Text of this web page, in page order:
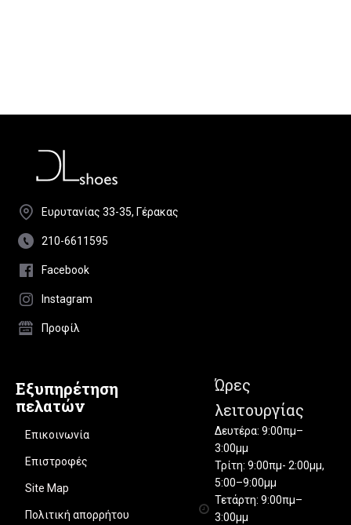
Ευρυτανίας 33-35, Γέρακας
210-6611595
Facebook
Instagram
Προφίλ
Εξυπηρέτηση
πελατών
Επικοινωνία
Επιστροφές
Site Map
Πολιτική απορρήτου
Ώρες
λειτουργίας
Δευτέρα: 9:00πμ–
3:00μμ
Τρίτη: 9:00πμ- 2:00μμ,
5:00–9:00μμ
Τετάρτη: 9:00πμ–
3:00μμ